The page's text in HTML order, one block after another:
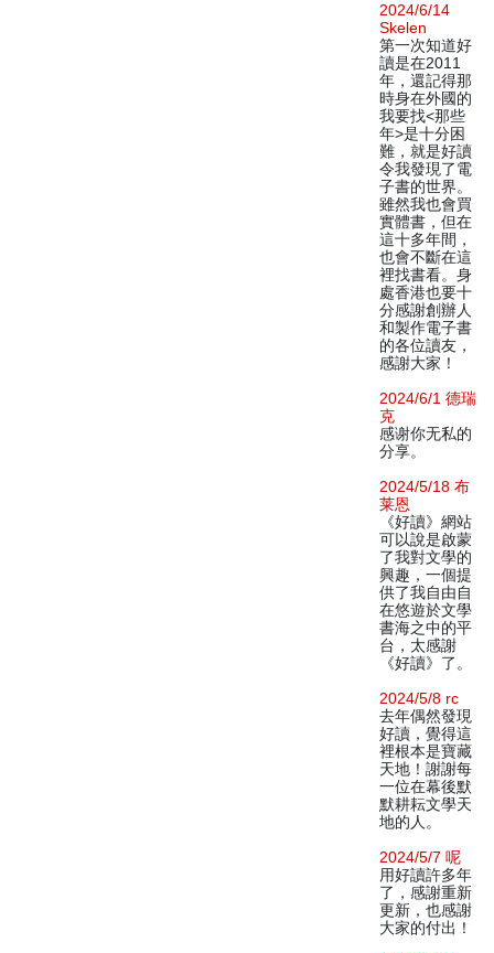
2024/6/14
Skelen
第一次知道好
讀是在2011
年，還記得那
時身在外國的
我要找<那些
年>是十分困
難，就是好讀
令我發現了電
子書的世界。
雖然我也會買
實體書，但在
這十多年間，
也會不斷在這
裡找書看。身
處香港也要十
分感謝創辦人
和製作電子書
的各位讀友，
感謝大家！
2024/6/1 德瑞
克
感谢你无私的
分享。
2024/5/18 布
莱恩
《好讀》網站
可以說是啟蒙
了我對文學的
興趣，一個提
供了我自由自
在悠遊於文學
書海之中的平
台，太感謝
《好讀》了。
2024/5/8 rc
去年偶然發現
好讀，覺得這
裡根本是寶藏
天地！謝謝每
一位在幕後默
默耕耘文學天
地的人。
2024/5/7 呢
用好讀許多年
了，感謝重新
更新，也感謝
大家的付出！